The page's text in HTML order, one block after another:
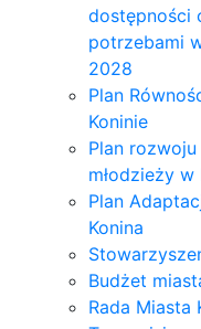
dostępności
potrzebami
2028
Plan
Koninie
Plan
młodzieży w
Plan
Konina
Budżet
Rada Miasta